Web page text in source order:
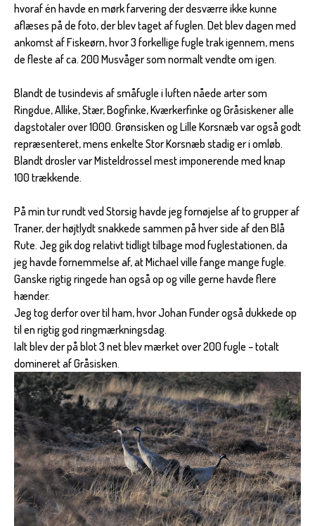
hvoraf én havde en mørk farvering der desværre ikke kunne
aflæses på de foto, der blev taget af fuglen. Det blev dagen med
ankomst af Fiskeørn, hvor 3 forkellige fugle trak igennem, mens
de fleste af ca. 200 Musvåger som normalt vendte om igen.
Blandt de tusindevis af småfugle i luften nåede arter som
Ringdue, Allike, Stær, Bogfinke, Kværkerfinke og Gråsiskener alle
dagstotaler over 1000. Grønsisken og Lille Korsnæb var også godt
repræsenteret, mens enkelte Stor Korsnæb stadig er i omløb.
Blandt drosler var Misteldrossel mest imponerende med knap
100 trækkende.
På min tur rundt ved Storsig havde jeg fornøjelse af to grupper af
Traner, der højtlydt snakkede sammen på hver side af den Blå
Rute. Jeg gik dog relativt tidligt tilbage mod fuglestationen, da
jeg havde fornemmelse af, at Michael ville fange mange fugle.
Ganske rigtig ringede han også op og ville gerne havde flere
hænder.
Jeg tog derfor over til ham, hvor Johan Funder også dukkede op
til en rigtig god ringmærkningsdag.
Ialt blev der på blot 3 net blev mærket over 200 fugle – totalt
domineret af Gråsisken.